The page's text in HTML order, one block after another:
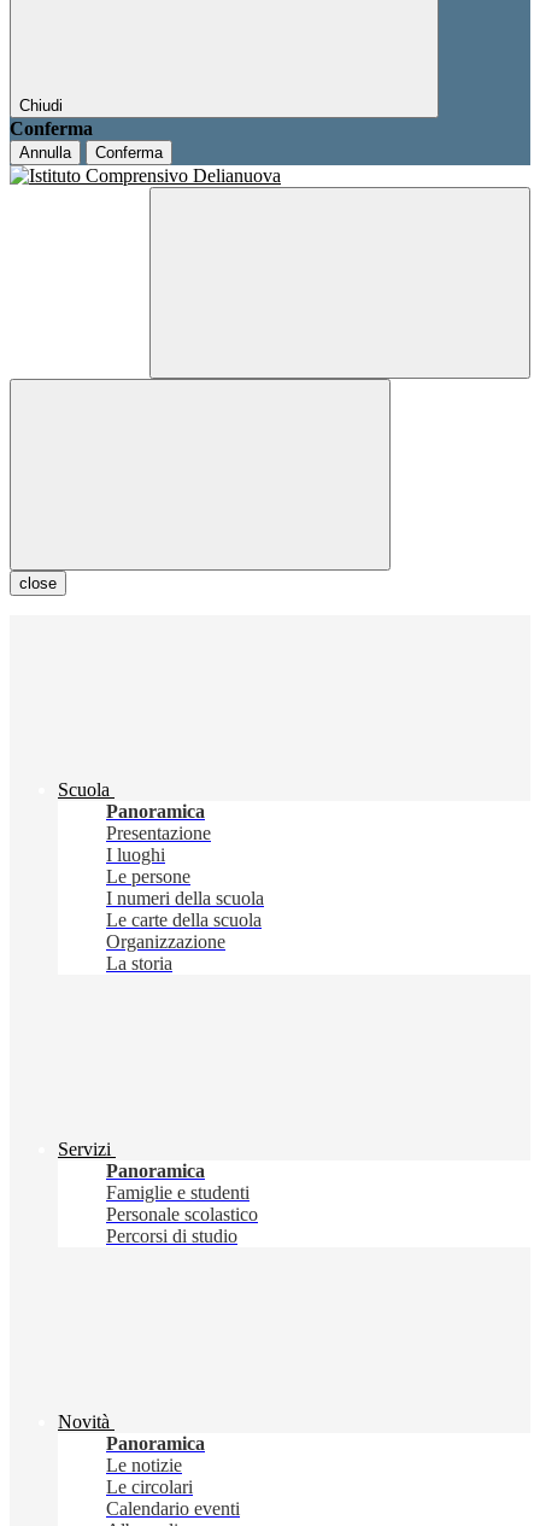
Chiudi
Conferma
Annulla Conferma
close
Scuola
Panoramica
Presentazione
I luoghi
Le persone
I numeri della scuola
Le carte della scuola
Organizzazione
La storia
Servizi
Panoramica
Famiglie e studenti
Personale scolastico
Percorsi di studio
Novità
Panoramica
Le notizie
Le circolari
Calendario eventi